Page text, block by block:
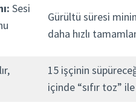
Sesi
Gürültü süresi
daha hızlı
15 işçinin
içinde “sıfır toz”